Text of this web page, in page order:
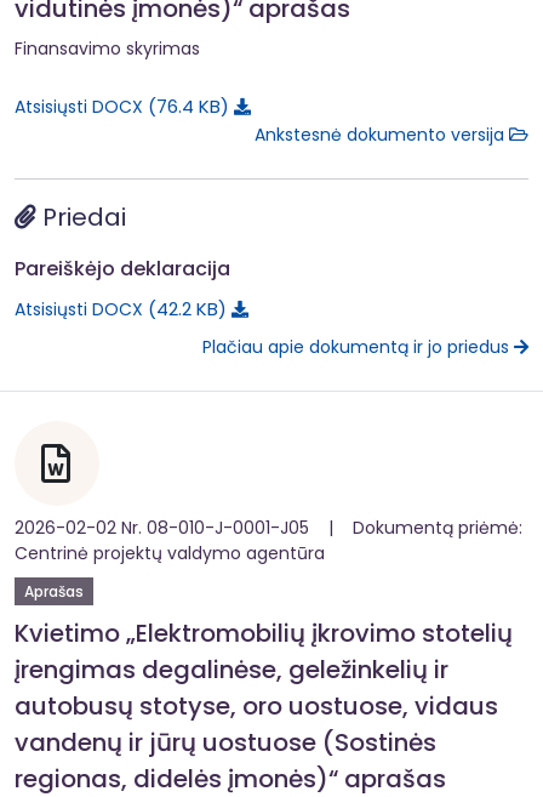
vidutinės įmonės)“ aprašas
Finansavimo skyrimas
Atsisiųsti DOCX 76.4 KB
Ankstesnė dokumento versija
Priedai
Pareiškėjo deklaracija
Atsisiųsti DOCX 42.2 KB
Plačiau apie dokumentą ir jo priedus
2026-02-02 Nr. 08-010-J-0001-J05 | Dokumentą priėmė:
Centrinė projektų valdymo agentūra
Aprašas
Kvietimo „Elektromobilių įkrovimo stotelių
įrengimas degalinėse, geležinkelių ir
autobusų stotyse, oro uostuose, vidaus
vandenų ir jūrų uostuose (Sostinės
regionas, didelės įmonės)“ aprašas